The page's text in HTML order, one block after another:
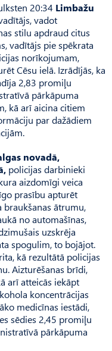
20:34 Limbažu
vadot
stilu apdraud citus
vadītājs pie spēkrata
norīkojumam,
Cēsu ielā. Izrādījās, ka
2,83 promiļu
pārkāpuma
kā arī aicina citiem
par dažādiem
novadā,
policijas darbinieki
aizdomīgi veica
prasību apturēt
ātrumu,
no automašīnas,
uzskrēja
spogulim, to bojājot.
kā rezultātā policijas
Aizturēšanas brīdi,
arī atteicās iekāpt
koncentrācijas
medicīnas iestādi,
sēdies 2,45 promiļu
pārkāpuma